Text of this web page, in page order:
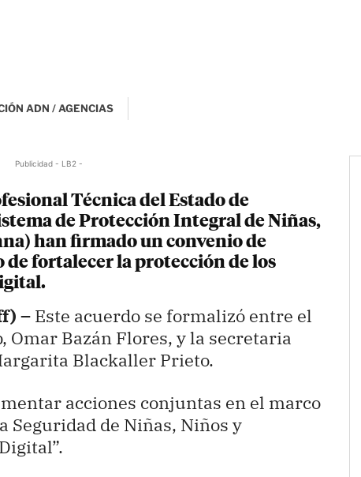
ADN / AGENCIAS
Publicidad - LB2 -
Técnica del Estado de
de Protección Integral de Niñas,
han firmado un convenio de
fortalecer la protección de los
– Este acuerdo se formalizó entre el
Omar Bazán Flores, y la secretaria
Blackaller Prieto.
acciones conjuntas en el marco
Seguridad de Niñas, Niños y